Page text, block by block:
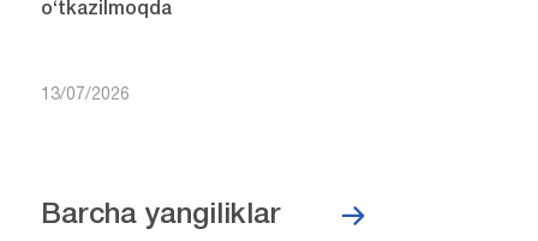
o‘tkazilmoqda
13/07/2026
Barcha yangiliklar